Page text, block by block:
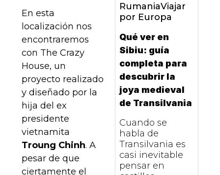
En esta
localización nos
encontraremos
con The Crazy
House, un
proyecto realizado
y diseñado por la
hija del ex
presidente
vietnamita
Troung Chinh. A
pesar de que
ciertamente el
RumaniaViajar
por Europa
Qué ver en
Sibiu: guía
completa para
descubrir la
joya medieval
de Transilvania
Cuando se
habla de
Transilvania es
casi inevitable
pensar en